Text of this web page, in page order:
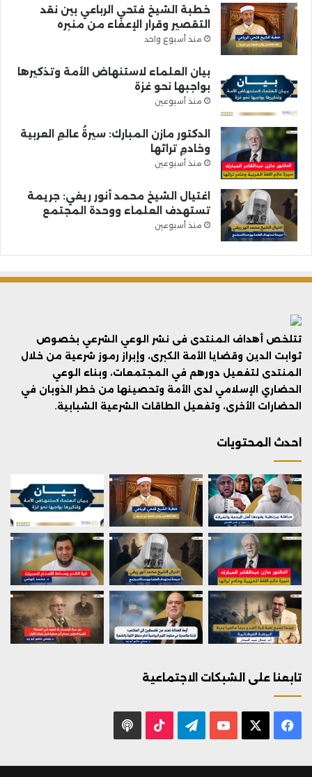
خطبة الشيخ فتحي الرباعي بين نقد
التقصير وقرار الإعفاء من منبره
منذ أسبوع واحد
بيان العلماء لاستنهاض الأمة وتذكيرها
بواجبها نحو غزة
منذ أسبوعين
الدكتور مازن المبارك: سيرةُ عالمِ العربية
وخادمِ تراثها
منذ أسبوعين
اغتيال الشيخ محمد أنور ريغي: جريمة
تستهدف العلماء ووحدة المجتمع
منذ أسبوعين
تتلخص أهداف المنتدى فى نشر الوعي الشرعي بخصوص
ثوابت الدين وقضايا الأمة الكبرى، وإبراز رموز شرعية من خلال
المنتدى لتفعيل دورهم في المجتمعات، وبناء الوعي
الحضاري الإسلامي لدى الأمة وتحصينها من خطر الذوبان في
الحضارات الأخرى، وتفعيل الطاقات الشرعية الشبابية.
احدث المحتويات
تابعنا على الشبكات الاجتماعية
فيسبوك يوتيوب تيلقرام ‫TikTok